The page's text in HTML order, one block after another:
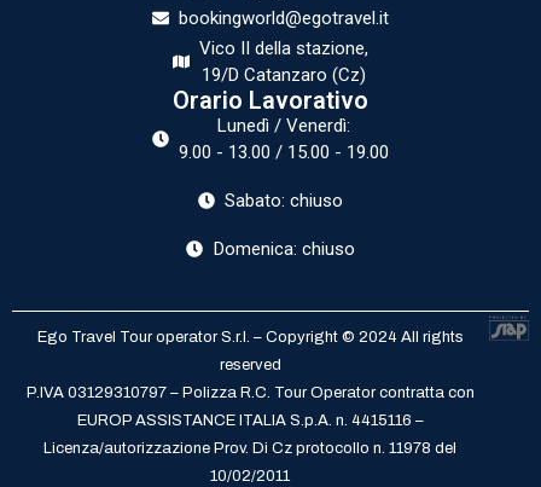
bookingworld@egotravel.it
Vico II della stazione,
19/D Catanzaro (Cz)
Orario Lavorativo
Lunedì / Venerdì:
9.00 - 13.00 / 15.00 - 19.00
Sabato: chiuso
Domenica: chiuso
Ego Travel Tour operator S.r.l. – Copyright © 2024 All rights
reserved
P.IVA 03129310797 – Polizza R.C. Tour Operator contratta con
EUROP ASSISTANCE ITALIA S.p.A. n. 4415116 –
Licenza/autorizzazione Prov. Di Cz protocollo n. 11978 del
10/02/2011